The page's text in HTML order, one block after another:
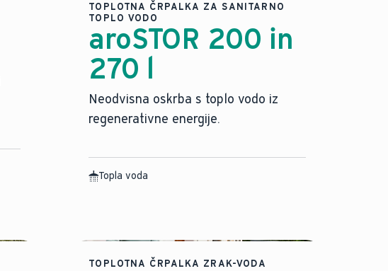
TOPLOTNA ČRPALKA ZA SANITARNO
TOPLO VODO
aroSTOR 200 in
270 l
Neodvisna oskrba s toplo vodo iz
regenerativne energije.
Topla voda
TOPLOTNA ČRPALKA ZRAK-VODA